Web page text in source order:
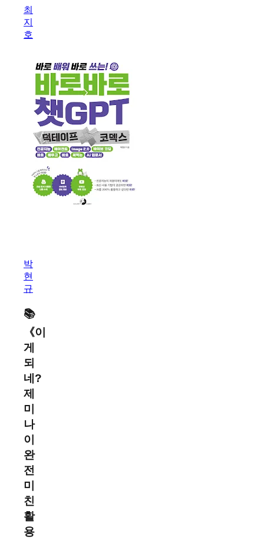
이
브
코
드
최
지
호
로
챗
GPT
덕
테
이
프
X
코
덱
스
박
현
규
📚
《이
게
되
네?
제
미
나
이
완
전
미
친
활
용